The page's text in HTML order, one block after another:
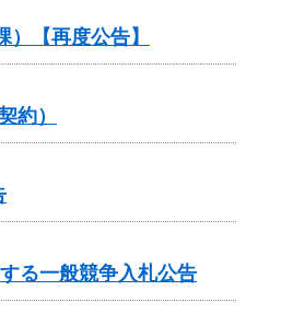
【再度公告】
約）
る一般競争入札公告